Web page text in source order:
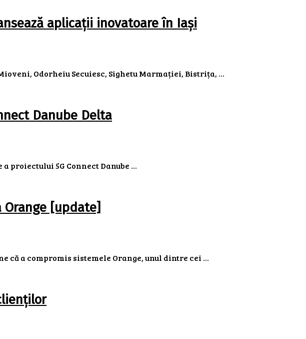
aplicații inovatoare în Iași
Odorheiu Secuiesc, Sighetu Marmației, Bistrița, ...
Danube Delta
proiectului 5G Connect Danube ...
[update]
că a compromis sistemele Orange, unul dintre cei ...